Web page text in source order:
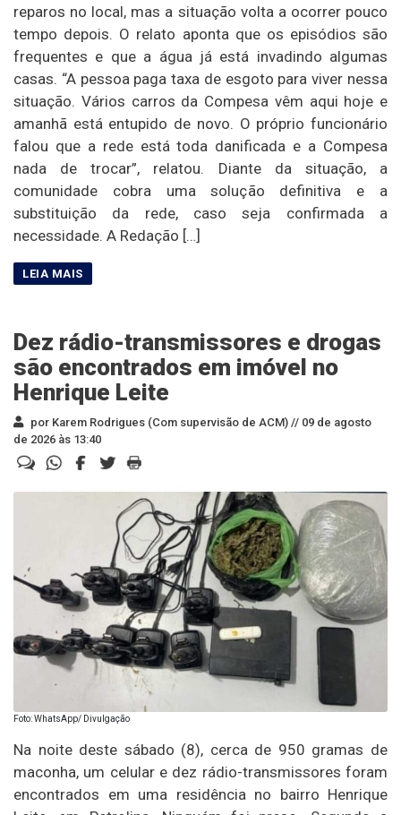
reparos no local, mas a situação volta a ocorrer pouco
tempo depois. O relato aponta que os episódios são
frequentes e que a água já está invadindo algumas
casas. “A pessoa paga taxa de esgoto para viver nessa
situação. Vários carros da Compesa vêm aqui hoje e
amanhã está entupido de novo. O próprio funcionário
falou que a rede está toda danificada e a Compesa
nada de trocar”, relatou. Diante da situação, a
comunidade cobra uma solução definitiva e a
substituição da rede, caso seja confirmada a
necessidade. A Redação […]
Dez rádio-transmissores e drogas
são encontrados em imóvel no
Henrique Leite
por Karem Rodrigues (Com supervisão de ACM) // 09 de agosto
de 2026 às 13:40
Foto: WhatsApp/ Divulgação
Na noite deste sábado (8), cerca de 950 gramas de
maconha, um celular e dez rádio-transmissores foram
encontrados em uma residência no bairro Henrique